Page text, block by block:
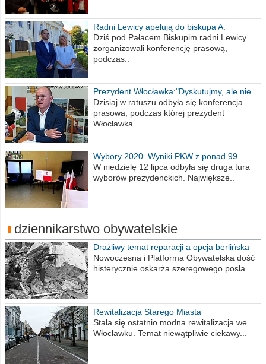
Radni Lewicy apelują do biskupa A.
Wiesława Meringa
Dziś pod Pałacem Biskupim radni Lewicy
zorganizowali konferencję prasową,
podczas..
Prezydent Włocławka:"Dyskutujmy, ale nie
obrażajmy się”
Dzisiaj w ratuszu odbyła się konferencja
prasowa, podczas której prezydent
Włocławka..
Wybory 2020. Wyniki PKW z ponad 99
procent obwodów
W niedzielę 12 lipca odbyła się druga tura
wyborów prezydenckich. Największe..
dziennikarstwo obywatelskie
Drażliwy temat reparacji a opcja berlińska
Nowoczesna i Platforma Obywatelska dość
histerycznie oskarża szeregowego posła..
Rewitalizacja Starego Miasta
Stała się ostatnio modna rewitalizacja we
Włocławku. Temat niewątpliwie ciekawy...